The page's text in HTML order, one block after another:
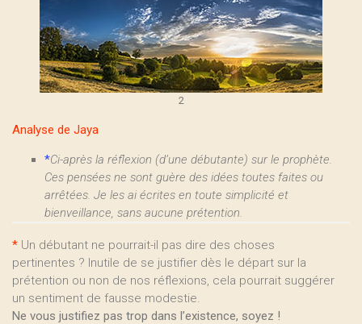
2
Analyse de Jaya
*Ci-après la réflexion (d’une débutante) sur le prophète.
Ces pensées ne sont guère des idées toutes faites ou
arrêtées. Je les ai écrites en toute simplicité et
bienveillance, sans aucune prétention.
* Un débutant ne pourrait-il pas dire des choses
pertinentes ? Inutile de se justifier dès le départ sur la
prétention ou non de nos réflexions, cela pourrait suggérer
un sentiment de fausse modestie.
Ne vous justifiez pas trop dans l’existence, soyez !